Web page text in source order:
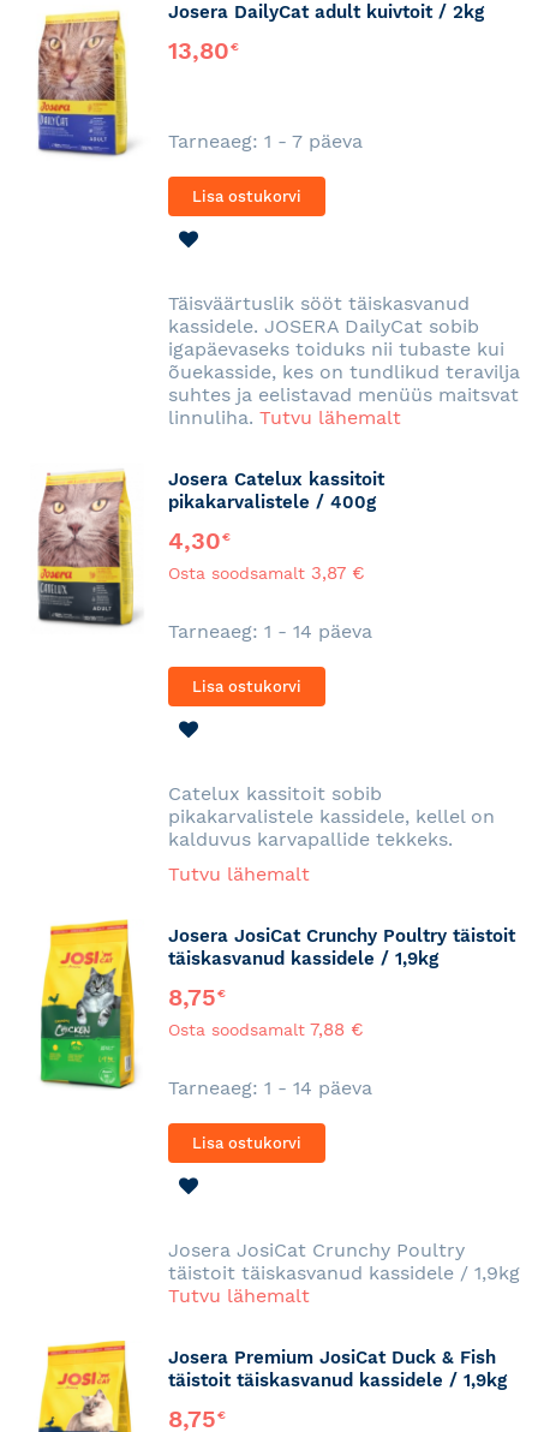
Josera DailyCat adult kuivtoit / 2kg
13,80€
Tarneaeg: 1 - 7 päeva
Lisa ostukorvi
Täisväärtuslik sööt täiskasvanud
kassidele. JOSERA DailyCat sobib
igapäevaseks toiduks nii tubaste kui
õuekasside, kes on tundlikud teravilja
suhtes ja eelistavad menüüs maitsvat
linnuliha. Tutvu lähemalt
Josera Catelux kassitoit
pikakarvalistele / 400g
4,30€
Osta soodsamalt 3,87 €
Tarneaeg: 1 - 14 päeva
Lisa ostukorvi
Catelux kassitoit sobib
pikakarvalistele kassidele, kellel on
kalduvus karvapallide tekkeks.
Tutvu lähemalt
Josera JosiCat Crunchy Poultry täistoit
täiskasvanud kassidele / 1,9kg
8,75€
Osta soodsamalt 7,88 €
Tarneaeg: 1 - 14 päeva
Lisa ostukorvi
Josera JosiCat Crunchy Poultry
täistoit täiskasvanud kassidele / 1,9kg
Tutvu lähemalt
Josera Premium JosiCat Duck & Fish
täistoit täiskasvanud kassidele / 1,9kg
8,75€